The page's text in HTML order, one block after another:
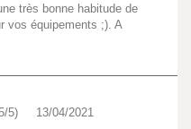
très bonne habitude de
vos équipements ;). A
5) 13/04/2021